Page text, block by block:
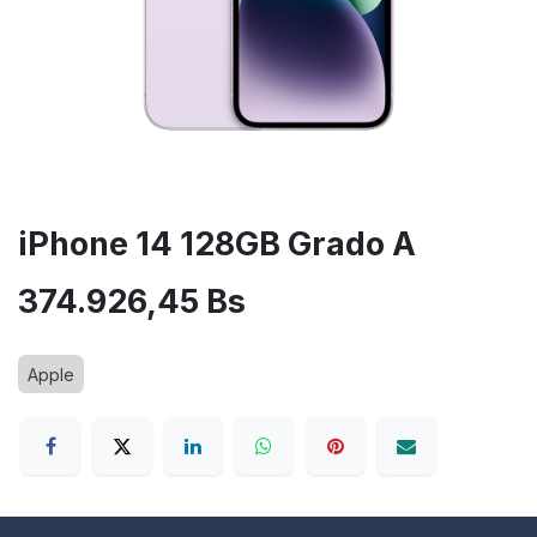
iPhone 14 128GB Grado A
374.926,45 Bs
Apple